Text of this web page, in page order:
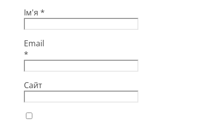
Ім'я *
Email
*
Сайт